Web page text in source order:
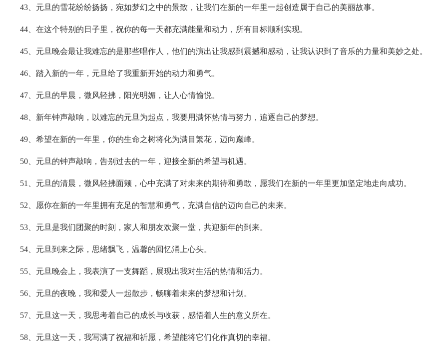
43、元旦的雪花纷纷扬扬，宛如梦幻之中的景致，让我们在新的一年里一起创造属于自己的美丽故事。
44、在这个特别的日子里，祝你的每一天都充满能量和动力，所有目标顺利实现。
45、元旦晚会最让我难忘的是那些唱作人，他们的演出让我感到震撼和感动，让我认识到了音乐的力量和美妙之处。
46、踏入新的一年，元旦给了我重新开始的动力和勇气。
47、元旦的早晨，微风轻拂，阳光明媚，让人心情愉悦。
48、新年钟声敲响，以难忘的元旦为起点，我要用满怀热情与努力，追逐自己的梦想。
49、希望在新的一年里，你的生命之树将化为满目繁花，迈向巅峰。
50、元旦的钟声敲响，告别过去的一年，迎接全新的希望与机遇。
51、元旦的清晨，微风轻拂面颊，心中充满了对未来的期待和勇敢，愿我们在新的一年里更加坚定地走向成功。
52、愿你在新的一年里拥有充足的智慧和勇气，充满自信的迈向自己的未来。
53、元旦是我们团聚的时刻，家人和朋友欢聚一堂，共迎新年的到来。
54、元旦到来之际，思绪飘飞，温馨的回忆涌上心头。
55、元旦晚会上，我表演了一支舞蹈，展现出我对生活的热情和活力。
56、元旦的夜晚，我和爱人一起散步，畅聊着未来的梦想和计划。
57、元旦这一天，我思考着自己的成长与收获，感悟着人生的意义所在。
58、元旦这一天，我写满了祝福和祈愿，希望能将它们化作真切的幸福。